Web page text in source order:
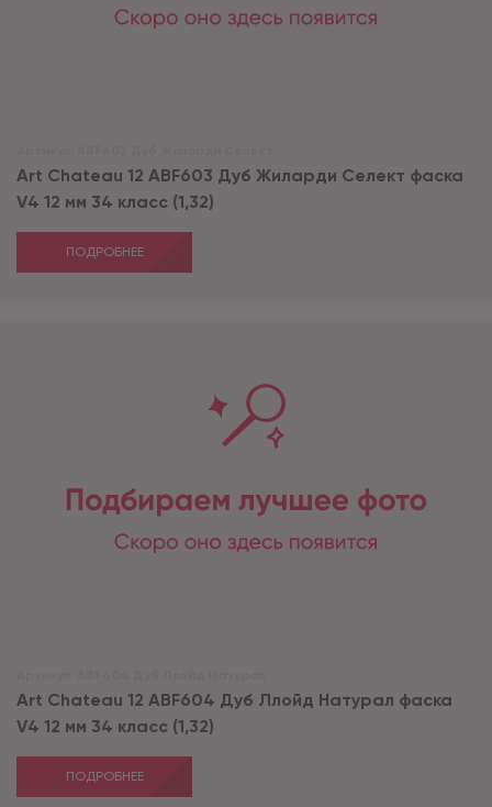
Art Chateau 12 ABF603 Дуб Жиларди Селект фаска
V4 12 мм 34 класс (1,32)
ПОДРОБНЕЕ
Art Chateau 12 ABF604 Дуб Ллойд Натурал фаска
V4 12 мм 34 класс (1,32)
ПОДРОБНЕЕ